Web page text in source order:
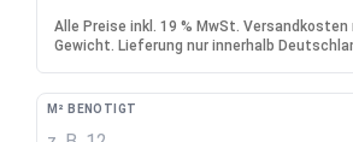
Alle Preise inkl. 19 % MwSt. Versandkosten
Gewicht. Lieferung nur innerhalb
M² BENÖTIGT